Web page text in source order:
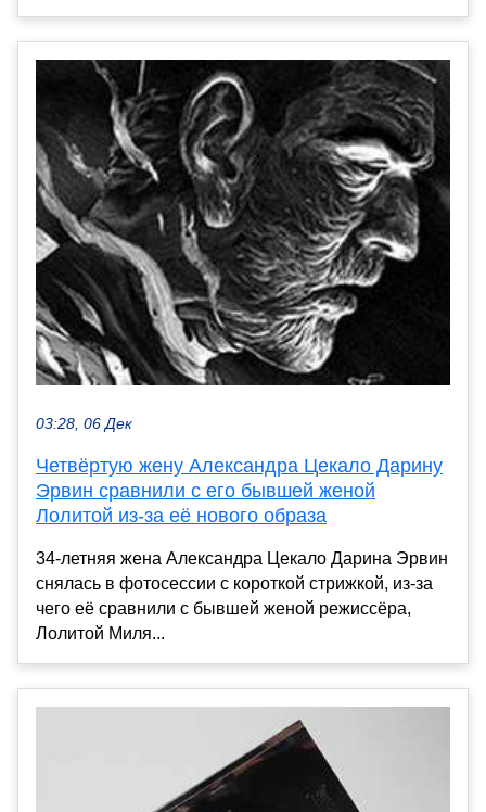
03:28, 06 Дек
Четвёртую жену Александра Цекало Дарину
Эрвин сравнили с его бывшей женой
Лолитой из-за её нового образа
34-летняя жена Александра Цекало Дарина Эрвин
снялась в фотосессии с короткой стрижкой, из-за
чего её сравнили с бывшей женой режиссёра,
Лолитой Миля...